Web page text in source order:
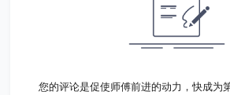
您的评论是促使师傅前进的动力，快成为